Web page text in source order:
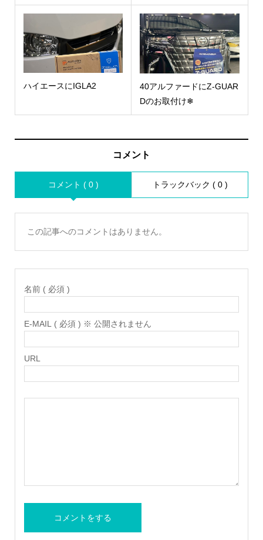
ハイエースにIGLA2
40アルファードにZ-GUAR
Dのお取付け❄
コメント
コメント ( 0 ) トラックバック ( 0 )
この記事へのコメントはありません。
名前 ( 必須 )
E-MAIL ( 必須 ) ※ 公開されません
URL